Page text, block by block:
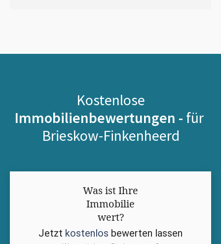
Kostenlose
Immobilienbewertungen - für
Brieskow-Finkenheerd
Was ist Ihre
Immobilie
wert?
Jetzt kostenlos bewerten lassen